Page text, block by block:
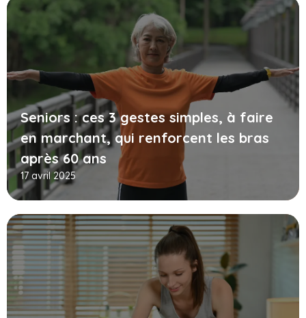
Seniors : ces 3 gestes simples, à faire
en marchant, qui renforcent les bras
après 60 ans
17 avril 2025